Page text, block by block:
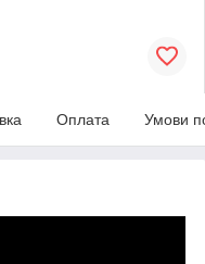
Оплата Умови